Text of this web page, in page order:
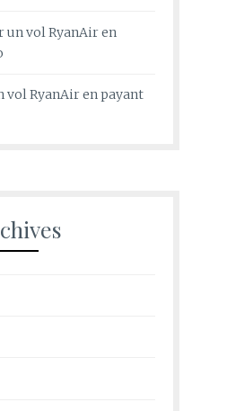
un vol RyanAir en
vol RyanAir en payant